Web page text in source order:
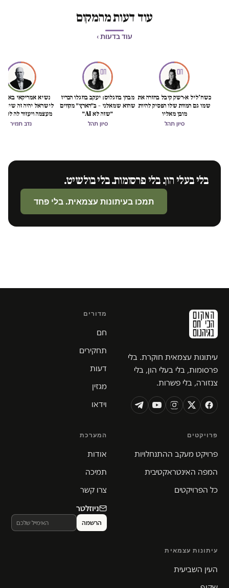
עוד דעות מהמקום
עוד בדעות ›
כשח'ליל א-רשק קיבל בחזרה את
שמו גם המוות שלו הפסיק להיות
מובן מאליו
סיון תהל
מבחן בוזגלוס: יעקב בוזגלו הכריז
שהוא שמאלני – ב״הארץ״ מקווים
״שזה לא AI״
סיון תהל
נשיא אמריקאי באמת
לישראל יהיה זה
מעצמה ויעזור לה
הכיבוש
נדב תמיר
בלי בעלי הון. בלי פרסומות. בלי בולשיט.
תמכו בעיתונות עצמאית. בלי פחד
עיתונות עצמאית חוקרת. בלי
פרסומות, בלי בעלי הון, בלי
צנזורה, בלי פשרות.
מדורים
חם
תחקירים
דעות
מגזין
וידאו
פרויקטים
פרויקט מעקב ההתנחלויות
המפה האינטראקטיבית
כל הפרויקטים
המערכת
אודות
תמיכה
צרו קשר
ניוזלטר
עיתונות עצמאית
העין השביעית